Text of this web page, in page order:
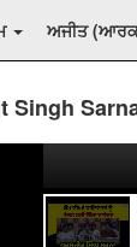
ਅਜੀਤ
Singh